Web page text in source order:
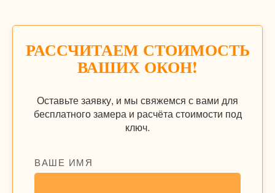
РАССЧИТАЕМ СТОИМОСТЬ
ВАШИХ ОКОН!
Оставьте заявку, и мы свяжемся с вами для
бесплатного замера и расчёта стоимости под
ключ.
ВАШЕ ИМЯ